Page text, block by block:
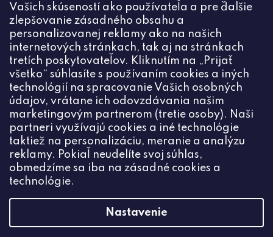
Vašich skúseností ako používateľa a pre ďalšie
zlepšovanie zásadného obsahu a
personalizovanej reklamy ako na našich
internetových stránkach, tak aj na stránkach
tretích poskytovateľov. Kliknutím na „Prijať
všetko“ súhlasíte s používaním cookies a iných
technológií na spracovanie Vašich osobných
údajov, vrátane ich odovzdávania našim
marketingovým partnerom (tretie osoby). Naši
partneri využívajú cookies a iné technológie
taktiež na personalizáciu, meranie a analýzu
reklamy. Pokiaľ neudelíte svoj súhlas,
obmedzíme sa iba na zásadné cookies a
technológie.
Nastavenie
Kontakt
info @ceske-koralky.sk
+420774444191